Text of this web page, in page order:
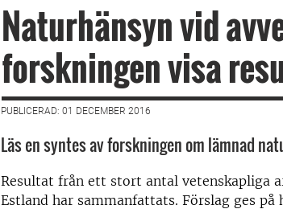
Naturhänsyn vid
forskningen visa
PUBLICERAD: 01 DECEMBER 2016
Läs en syntes av forskningen om lämnad
Resultat från ett stort antal vetenskapliga
Estland har sammanfattats. Förslag ges